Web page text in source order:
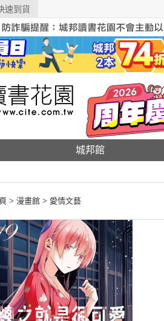
速到貨
城邦館
> 漫畫館 > 愛情文藝